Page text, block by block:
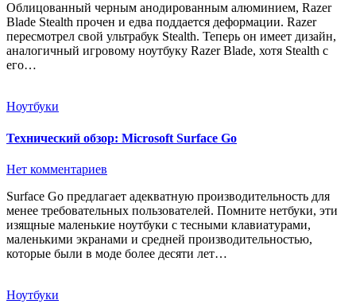
Облицованный черным анодированным алюминием, Razer
Blade Stealth прочен и едва поддается деформации. Razer
пересмотрел свой ультрабук Stealth. Теперь он имеет дизайн,
аналогичный игровому ноутбуку Razer Blade, хотя Stealth с
его…
Ноутбуки
Технический обзор: Microsoft Surface Go
Нет комментариев
Surface Go предлагает адекватную производительность для
менее требовательных пользователей. Помните нетбуки, эти
изящные маленькие ноутбуки с тесными клавиатурами,
маленькими экранами и средней производительностью,
которые были в моде более десяти лет…
Ноутбуки